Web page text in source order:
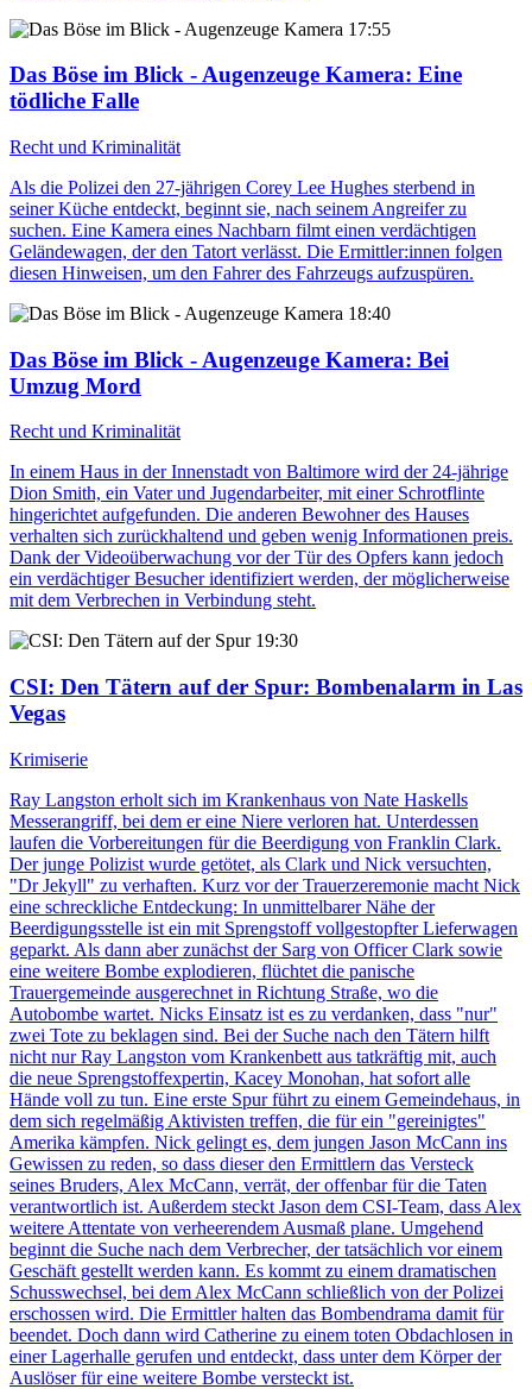
17:55
Das Böse im Blick - Augenzeuge Kamera: Eine
tödliche Falle
Recht und Kriminalität
Als die Polizei den 27-jährigen Corey Lee Hughes sterbend in
seiner Küche entdeckt, beginnt sie, nach seinem Angreifer zu
suchen. Eine Kamera eines Nachbarn filmt einen verdächtigen
Geländewagen, der den Tatort verlässt. Die Ermittler:innen folgen
diesen Hinweisen, um den Fahrer des Fahrzeugs aufzuspüren.
18:40
Das Böse im Blick - Augenzeuge Kamera: Bei
Umzug Mord
Recht und Kriminalität
In einem Haus in der Innenstadt von Baltimore wird der 24-jährige
Dion Smith, ein Vater und Jugendarbeiter, mit einer Schrotflinte
hingerichtet aufgefunden. Die anderen Bewohner des Hauses
verhalten sich zurückhaltend und geben wenig Informationen preis.
Dank der Videoüberwachung vor der Tür des Opfers kann jedoch
ein verdächtiger Besucher identifiziert werden, der möglicherweise
mit dem Verbrechen in Verbindung steht.
19:30
CSI: Den Tätern auf der Spur: Bombenalarm in Las
Vegas
Krimiserie
Ray Langston erholt sich im Krankenhaus von Nate Haskells
Messerangriff, bei dem er eine Niere verloren hat. Unterdessen
laufen die Vorbereitungen für die Beerdigung von Franklin Clark.
Der junge Polizist wurde getötet, als Clark und Nick versuchten,
"Dr Jekyll" zu verhaften. Kurz vor der Trauerzeremonie macht Nick
eine schreckliche Entdeckung: In unmittelbarer Nähe der
Beerdigungsstelle ist ein mit Sprengstoff vollgestopfter Lieferwagen
geparkt. Als dann aber zunächst der Sarg von Officer Clark sowie
eine weitere Bombe explodieren, flüchtet die panische
Trauergemeinde ausgerechnet in Richtung Straße, wo die
Autobombe wartet. Nicks Einsatz ist es zu verdanken, dass "nur"
zwei Tote zu beklagen sind. Bei der Suche nach den Tätern hilft
nicht nur Ray Langston vom Krankenbett aus tatkräftig mit, auch
die neue Sprengstoffexpertin, Kacey Monohan, hat sofort alle
Hände voll zu tun. Eine erste Spur führt zu einem Gemeindehaus, in
dem sich regelmäßig Aktivisten treffen, die für ein "gereinigtes"
Amerika kämpfen. Nick gelingt es, dem jungen Jason McCann ins
Gewissen zu reden, so dass dieser den Ermittlern das Versteck
seines Bruders, Alex McCann, verrät, der offenbar für die Taten
verantwortlich ist. Außerdem steckt Jason dem CSI-Team, dass Alex
weitere Attentate von verheerendem Ausmaß plane. Umgehend
beginnt die Suche nach dem Verbrecher, der tatsächlich vor einem
Geschäft gestellt werden kann. Es kommt zu einem dramatischen
Schusswechsel, bei dem Alex McCann schließlich von der Polizei
erschossen wird. Die Ermittler halten das Bombendrama damit für
beendet. Doch dann wird Catherine zu einem toten Obdachlosen in
einer Lagerhalle gerufen und entdeckt, dass unter dem Körper der
Auslöser für eine weitere Bombe versteckt ist.